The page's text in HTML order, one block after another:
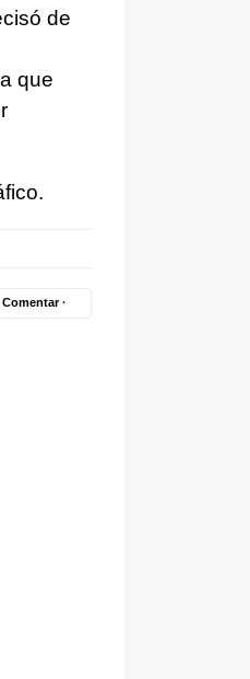
de
que
Comentar ·